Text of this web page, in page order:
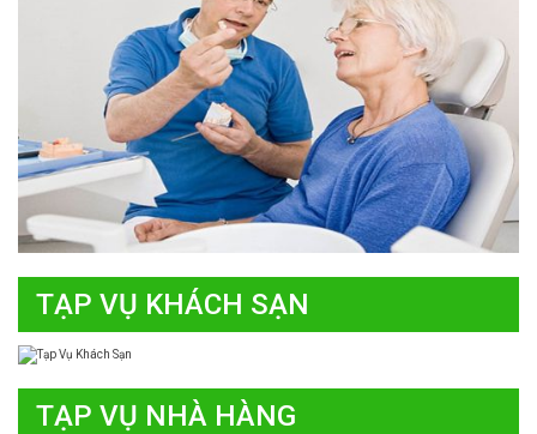
TẠP VỤ KHÁCH SẠN
TẠP VỤ NHÀ HÀNG